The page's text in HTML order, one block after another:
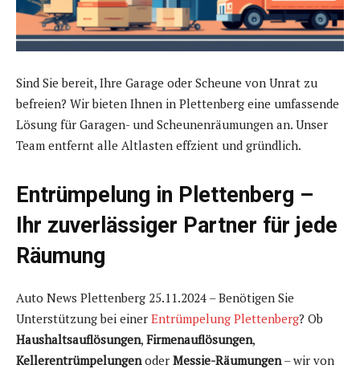
Sind Sie bereit, Ihre Garage oder Scheune von Unrat zu
befreien? Wir bieten Ihnen in Plettenberg eine umfassende
Lösung für Garagen- und Scheunenräumungen an. Unser
Team entfernt alle Altlasten effzient und gründlich.
Entrümpelung in Plettenberg –
Ihr zuverlässiger Partner für jede
Räumung
Auto News Plettenberg 25.11.2024 – Benötigen Sie
Unterstützung bei einer Entrümpelung Plettenberg? Ob
Haushaltsauflösungen, Firmenauflösungen,
Kellerentrümpelungenoder Messie-Räumungen– wir von